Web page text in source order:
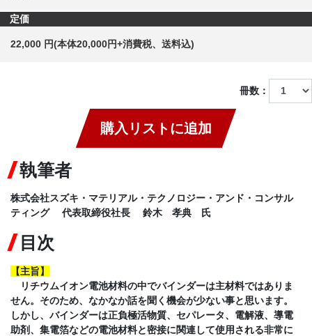
定価
22,000 円(本体20,000円+消費税、送料込)
冊数：
購入リストに追加
執筆者
株式会社スズキ・マテリアル・テクノロジー・アンド・コンサル
ティング 代表取締役社長 鈴木 孝典 氏
目次
【主旨】
リチウムイオン電池材料の中でバインダーは主材料ではありま
せん。そのため、なかなか話を聞く機会が少ない事と思います。
しかし、バインダーは正負極活物質、セパレータ、電解液、導電
助剤、集電箔などの電池材料と密接に関連して使用される非常に